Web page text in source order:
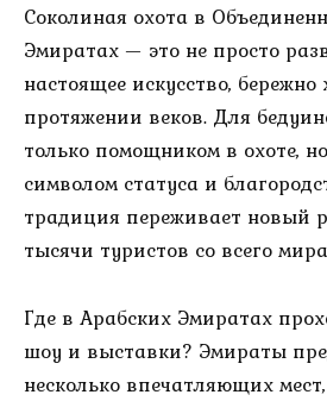
Соколиная охота в
Эмиратах — это не просто
настоящее искусство,
протяжении веков. Для
только помощником в охоте,
символом статуса и
традиция переживает новый
тысячи туристов со всего
Где в Арабских Эмиратах
шоу и выставки? Эмираты
несколько впечатляющих